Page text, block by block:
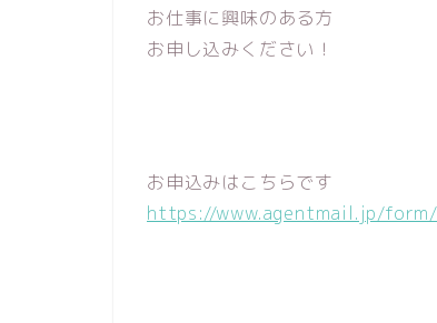
お仕事に興味のある方
お申し込みください！
お申込みはこちらです
https://www.agentmail.jp/